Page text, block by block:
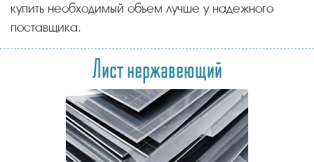
купить необходимый объем лучше у надежного
поставщика.
Лист нержавеющий